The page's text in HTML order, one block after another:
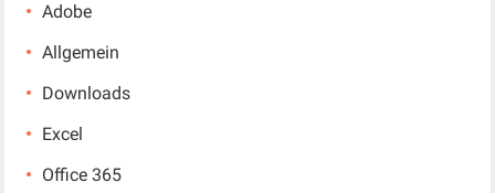
Adobe
Allgemein
Downloads
Excel
Office 365